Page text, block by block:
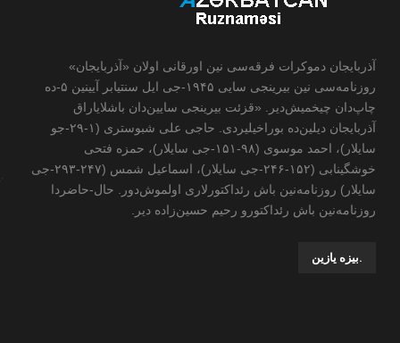
آذربایجان دموکرات فرقه‌سی نین اورقانی اولان «آذربایجان»
روزنامه‌سی نین بیرینجی سایی ۱۹۴۵-جی ایل سنتیابر آیینین ۵-ده
چاپ‌دان چیخمیش‌دیر. «قزئت بیرینجی سایین‌دان باشلایاراق
آذربایجان دیلین‌ده بوراخیلیردی. حاجی علی شبوستری (۱-۲۹-جو
سایلار)، احمد موسوی (۹۸-۱۵۱-جی سایلار)، حمزه فتحی
خوشگینابی (۱۵۲-۲۴۶-جی سایلار)، اسماعیل شمس (۲۴۷-۲۹۳-جی
سایلار) روزنامه‌نین باش رئداکتورلاری اولموش‌دور. حال-حاضردا
روزنامه‌نین باش رئداکتورو رحیم حسین‌زاده ‌دیر.
.بیزه یازین